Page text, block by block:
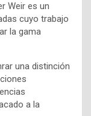
Weir es un
cuyo trabajo
la gama
una distinción
a la